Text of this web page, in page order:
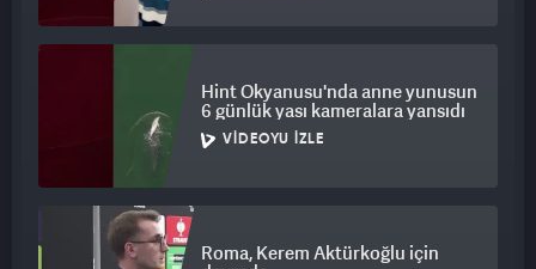
Hint Okyanusu'nda anne yunusun
6 günlük yası kameralara yansıdı
VIDEOYU İZLE
Roma, Kerem Aktürkoğlu için